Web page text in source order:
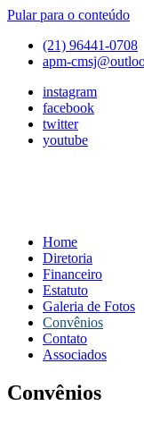
Pular para o conteúdo
(21) 96441-0708
apm-
instagram
facebook
twitter
youtube
APM
Associação
Pais
Mestres
Colégio
São
José
Home
Diretoria
Financeiro
Estatuto
Galeria de Fotos
Convênios
Contato
Associados
Convênios